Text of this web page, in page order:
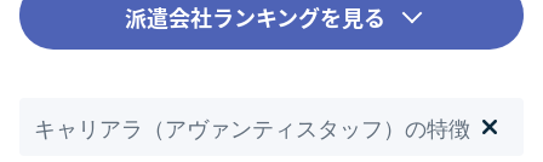
派遣会社ランキングを見る
キャリアラ（アヴァンティスタッフ）の特徴